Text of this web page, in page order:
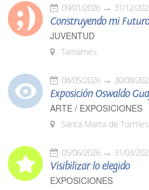
09/01/2026 31/12/
Construyendo mi Futuro
JUVENTUD
Tamames
08/05/2026 30/08/
Exposición Oswaldo
ARTE / EXPOSICIONES
Santa Marta de Tormes
05/06/2026 31/03/
Visibilizar lo elegido
EXPOSICIONES